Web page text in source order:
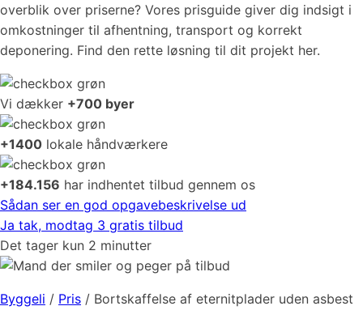
overblik over priserne? Vores prisguide giver dig indsigt i
omkostninger til afhentning, transport og korrekt
deponering. Find den rette løsning til dit projekt her.
Vi dækker +700 byer
+1400 lokale håndværkere
+184.156 har indhentet tilbud gennem os
Sådan ser en god opgavebeskrivelse ud
Ja tak, modtag 3 gratis tilbud
Det tager kun 2 minutter
Byggeli / Pris / Bortskaffelse af eternitplader uden asbest